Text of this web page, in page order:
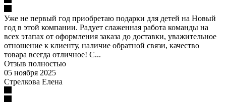
Уже не первый год приобретаю подарки для детей на Новый
год в этой компании. Радует слаженная работа команды на
всех этапах от оформления заказа до доставки, уважительное
отношение к клиенту, наличие обратной связи, качество
товара всегда отличное! С...
Отзыв полностью
05 ноября 2025
Стрелкова Елена